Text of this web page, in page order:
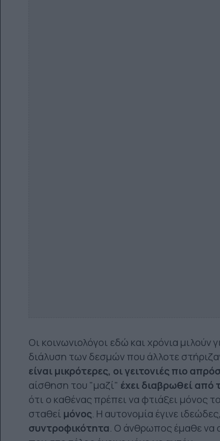
Οι κοινωνιολόγοι εδώ και χρόνια μιλούν
διάλυση των δεσμών που άλλοτε
είναι μικρότερες, οι γειτονιές πιο
αίσθηση του "μαζί" έχει διαβρωθεί από
ότι ο καθένας πρέπει να φτιάξει μόνος
σταθεί μόνος. Η αυτονομία έγινε
συντροφικότητα. Ο άνθρωπος έμαθε να